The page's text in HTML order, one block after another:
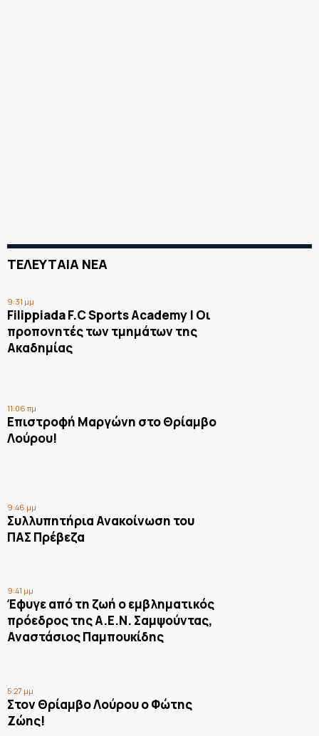
ΤΕΛΕΥΤΑΙΑ ΝΕΑ
9:31 μμ
Filippiada F.C Sports Academy | Οι
προπονητές των τμημάτων της
Ακαδημίας
11:06 πμ
Επιστροφή Μαργώνη στο Θρίαμβο
Λούρου!
9:46 μμ
Συλλυπητήρια Ανακοίνωση του
ΠΑΣ Πρέβεζα
9:41 μμ
Έφυγε από τη ζωή ο εμβληματικός
πρόεδρος της Α.Ε.Ν. Σαμψούντας,
Αναστάσιος Παμπουκίδης
5:27 μμ
Στον Θρίαμβο Λούρου ο Φώτης
Ζώης!